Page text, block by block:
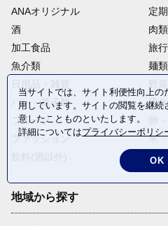
ANAオリジナル
定
酒
肉類
加工食品
旅
魚介類
麺類
パン・菓子類
電
フルーツ
ファッション
米
返
地域から探す
当サイトでは、サイト利便性向上
用しています。サイトの閲覧を継続
意したことものといたします。
詳細についてはプライバシーポリシ
OK